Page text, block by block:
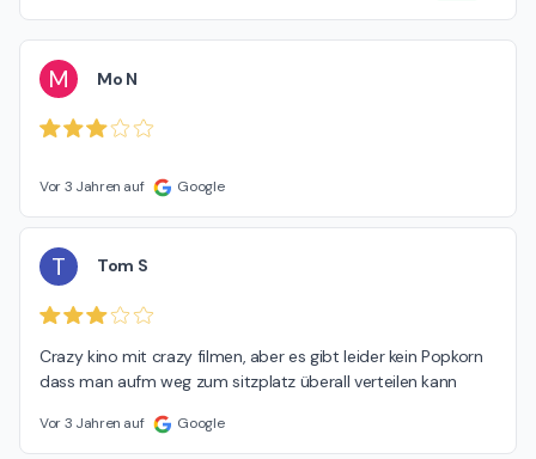
M Mo N
Vor 3 Jahren auf Google
T Tom S
Crazy kino mit crazy filmen, aber es gibt leider kein Popkorn
dass man aufm weg zum sitzplatz überall verteilen kann
Vor 3 Jahren auf Google